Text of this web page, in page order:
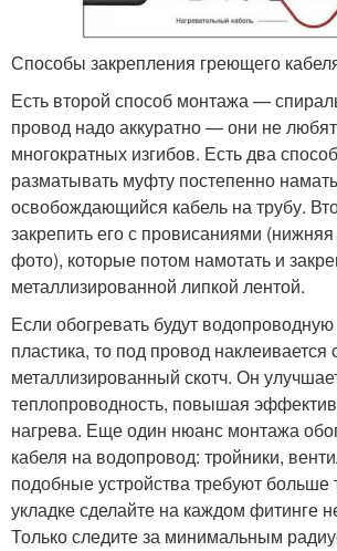
Способы закрепления греющего
Есть второй способ монтажа —
провод надо аккуратно — они не
многократных изгибов. Есть два
разматывать муфту постепенно
освобождающийся кабель на трубу.
закрепить его с провисаниями
фото), которые потом намотать и
металлизированной липкой лентой.
Если обогревать будут водопроводную
пластика, то под провод наклеивается
металлизированный скотч. Он
теплопроводность, повышая
нагрева. Еще один нюанс монтажа
кабеля на водопровод: тройники,
подобные устройства требуют больше
укладке сделайте на каждом фитинге
Только следите за минимальным